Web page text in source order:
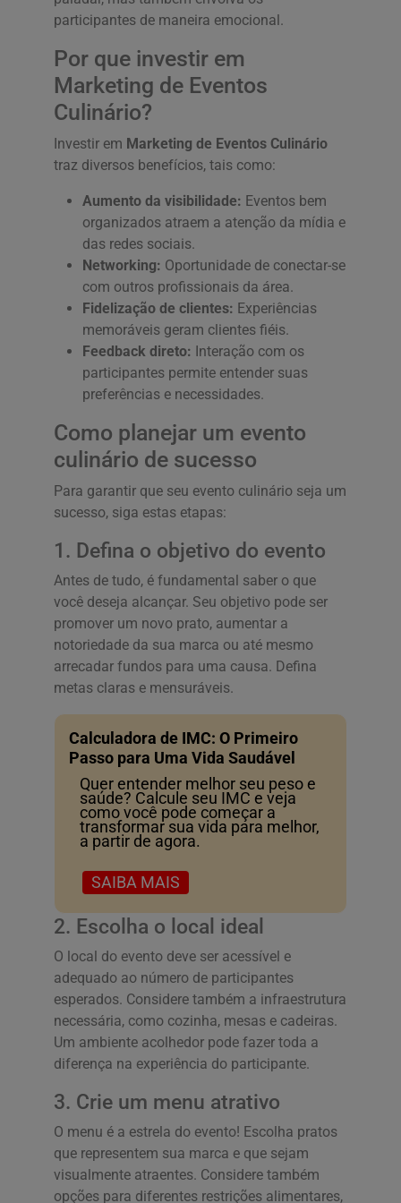
participantes de maneira emocional.
Por que investir em
Marketing de Eventos
Culinário?
Investir em Marketing de Eventos Culinário
traz diversos benefícios, tais como:
Aumento da visibilidade: Eventos bem
organizados atraem a atenção da mídia e
das redes sociais.
Networking: Oportunidade de conectar-se
com outros profissionais da área.
Fidelização de clientes: Experiências
memoráveis geram clientes fiéis.
Feedback direto: Interação com os
participantes permite entender suas
preferências e necessidades.
Como planejar um evento
culinário de sucesso
Para garantir que seu evento culinário seja um
sucesso, siga estas etapas:
1. Defina o objetivo do evento
Antes de tudo, é fundamental saber o que
você deseja alcançar. Seu objetivo pode ser
promover um novo prato, aumentar a
notoriedade da sua marca ou até mesmo
arrecadar fundos para uma causa. Defina
metas claras e mensuráveis.
Calculadora de IMC: O Primeiro
Passo para Uma Vida Saudável
Quer entender melhor seu peso e
saúde? Calcule seu IMC e veja
como você pode começar a
transformar sua vida para melhor,
a partir de agora.
SAIBA MAIS
2. Escolha o local ideal
O local do evento deve ser acessível e
adequado ao número de participantes
esperados. Considere também a infraestrutura
necessária, como cozinha, mesas e cadeiras.
Um ambiente acolhedor pode fazer toda a
diferença na experiência do participante.
3. Crie um menu atrativo
O menu é a estrela do evento! Escolha pratos
que representem sua marca e que sejam
visualmente atraentes. Considere também
opções para diferentes restrições alimentares,